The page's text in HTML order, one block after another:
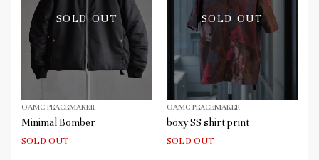
SOLD OUT
OAMC PEACEMAKER
Minimal Bomber
SOLD OUT
SOLD OUT
OAMC PEACEMAKER
boxy SS shirt print
SOLD OUT